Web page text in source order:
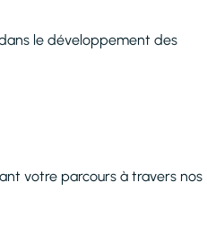
le développement des
votre parcours à travers nos